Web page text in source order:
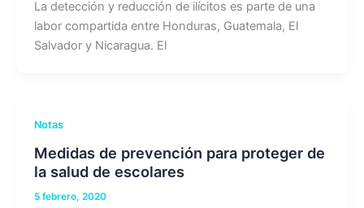
La detección y reducción de ilícitos es parte de una
labor compartida entre Honduras, Guatemala, El
Salvador y Nicaragua. El
Notas
Medidas de prevención para proteger de
la salud de escolares
5 febrero, 2020